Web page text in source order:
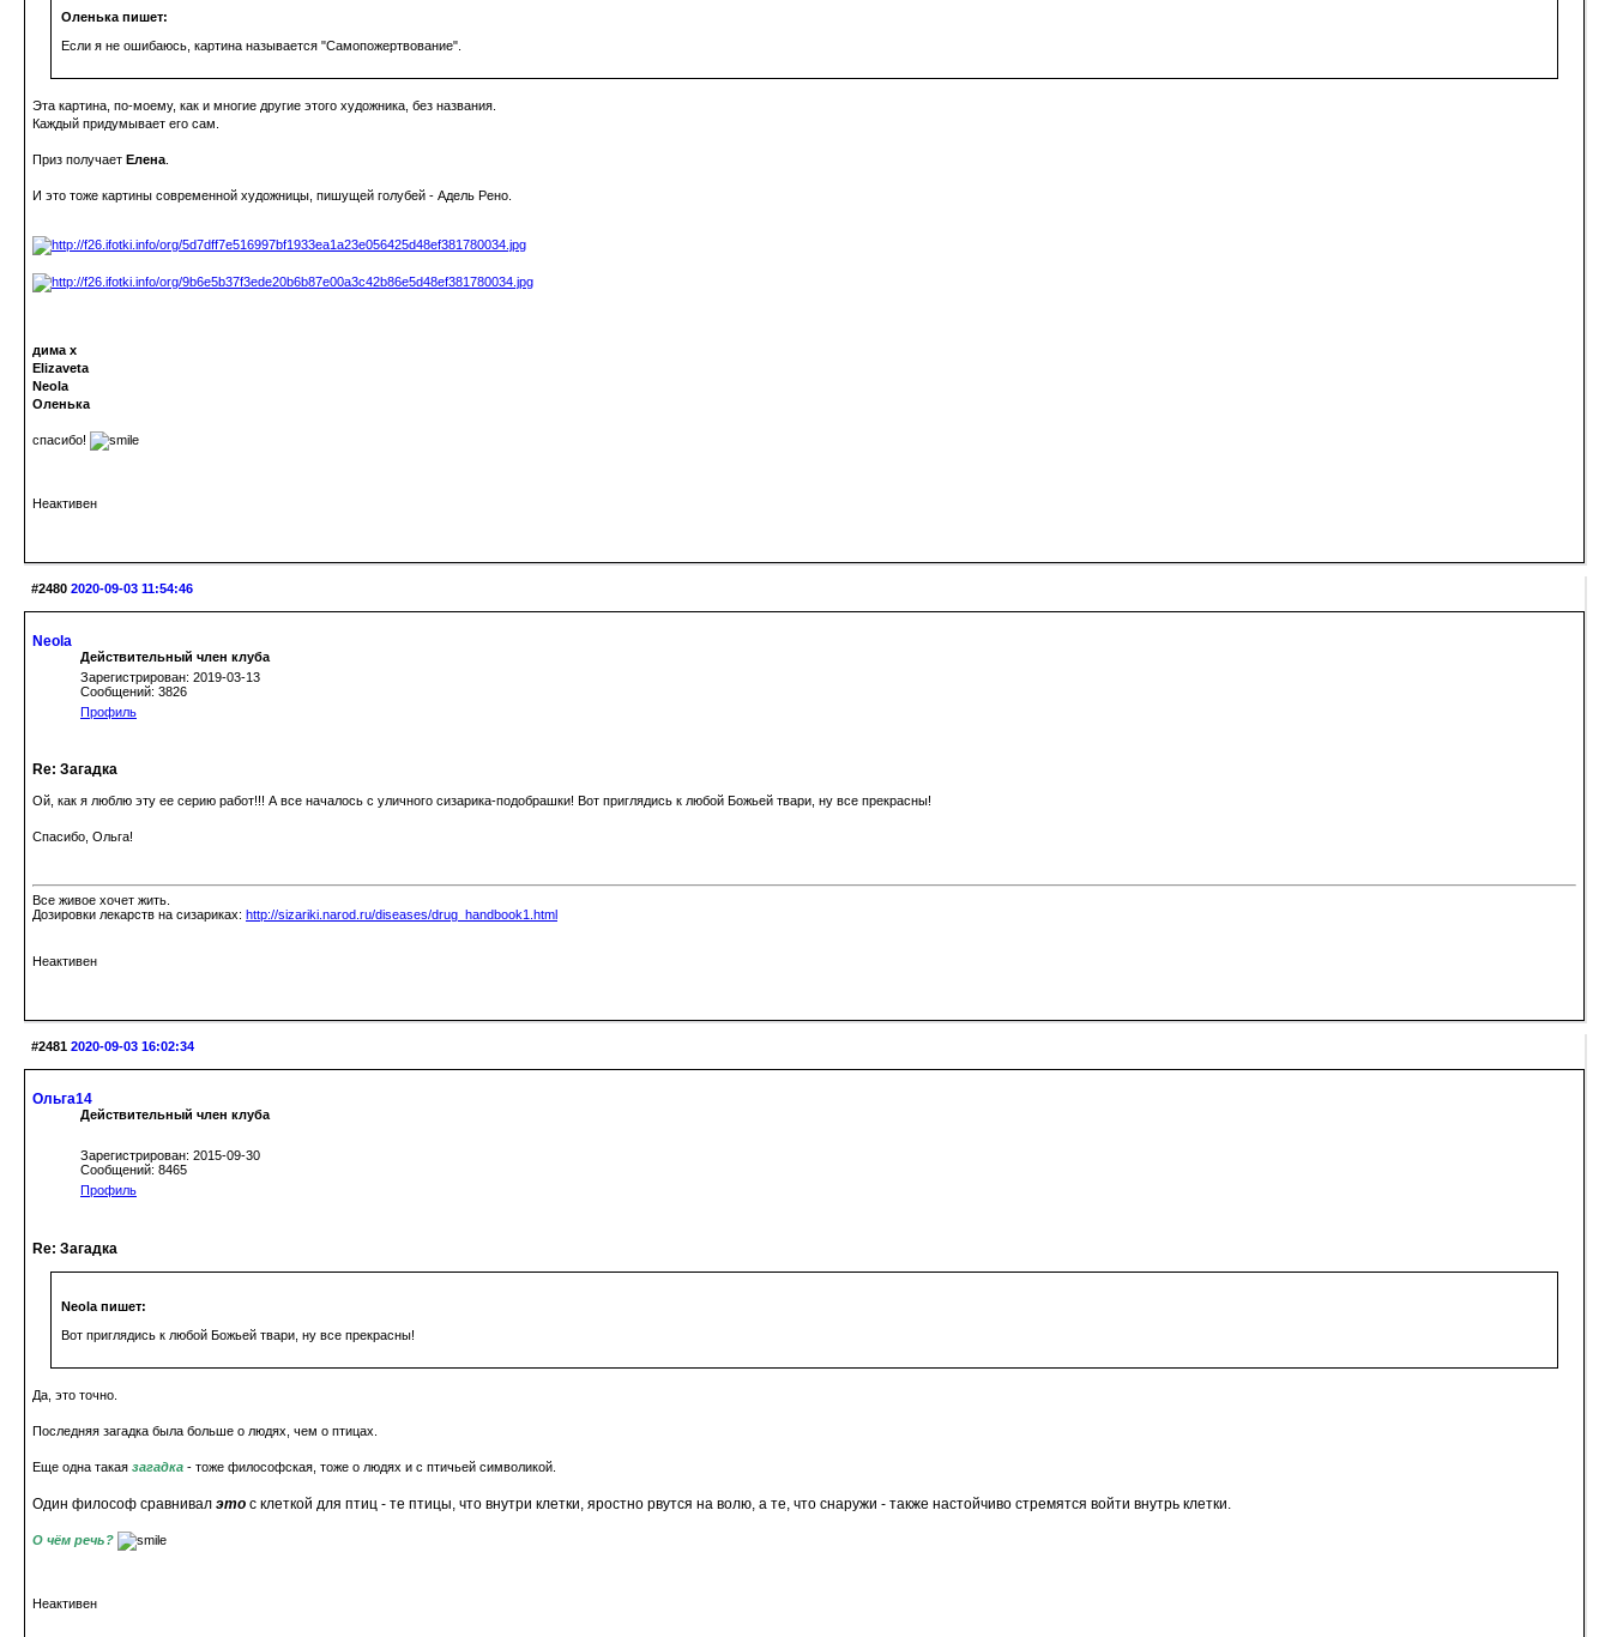
Оленька пишет:
Если я не ошибаюсь, картина называется "Самопожертвование".
Эта картина, по-моему, как и многие другие этого художника, без названия.
Каждый придумывает его сам.
Приз получает Елена
И это тоже картины современной художницы, пишущей голубей - Адель Рено.
дима х
Elizaveta
Neola
Оленька
спасибо!
Неактивен
#2480 2020-09-03 11:54:46
Neola
Действительный член клуба
Зарегистрирован: 2019-03-13
Сообщений: 3826
Профиль
Re: Загадка
Ой, как я люблю эту ее серию работ!!! А все началось с уличного сизарика-подобрашки! Вот приглядись к любой Божьей твари, ну все прекрасны!
Спасибо, Ольга!
Все живое хочет жить.
Дозировки лекарств на сизариках: http://sizariki.narod.ru/diseases/drug_handbook1.html
Неактивен
#2481 2020-09-03 16:02:34
Ольга14
Действительный член клуба
Зарегистрирован: 2015-09-30
Сообщений: 8465
Профиль
Re: Загадка
Neola пишет:
Вот приглядись к любой Божьей твари, ну все прекрасны!
Да, это точно.
Последняя загадка была больше о людях, чем о птицах.
Еще одна такая загадка - тоже философская, тоже о людях и с птичьей символикой.
Один философ сравнивал это с клеткой для птиц - те птицы, что внутри клетки, яростно рвутся на волю, а те, что снаружи - также настойчиво стремятся войти внутрь клетки.
О чём речь?
Неактивен